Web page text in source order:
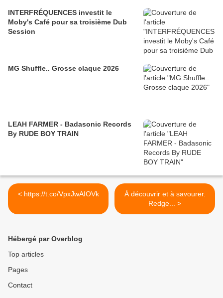
INTERFRÉQUENCES investit le
Moby's Café pour sa troisième Dub
Session
MG Shuffle.. Grosse claque 2026
LEAH FARMER - Badasonic Records
By RUDE BOY TRAIN
< https://t.co/VpxJwAIOVk
À découvrir et à savourer.
Redge... >
Hébergé par Overblog
Top articles
Pages
Contact